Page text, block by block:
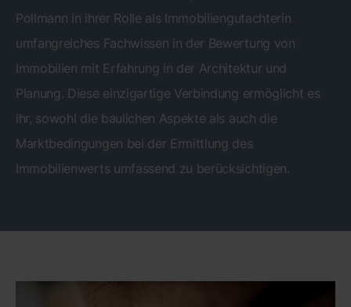
Pollmann in ihrer Rolle als Immobiliengutachterin
umfangreiches Fachwissen in der Bewertung von
Immobilien mit Erfahrung in der Architektur und
Planung. Diese einzigartige Verbindung ermöglicht es
ihr, sowohl die baulichen Aspekte als auch die
Marktbedingungen bei der Ermittlung des
Immobilienwerts umfassend zu berücksichtigen.